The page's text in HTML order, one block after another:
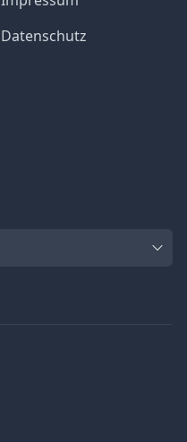
Datenschutz